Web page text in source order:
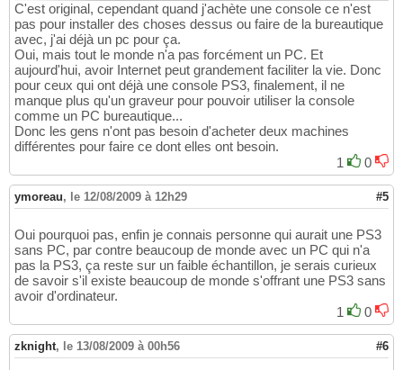
C'est original, cependant quand j'achète une console ce n'est
pas pour installer des choses dessus ou faire de la bureautique
avec, j'ai déjà un pc pour ça.
Oui, mais tout le monde n'a pas forcément un PC. Et
aujourd'hui, avoir Internet peut grandement faciliter la vie. Donc
pour ceux qui ont déjà une console PS3, finalement, il ne
manque plus qu'un graveur pour pouvoir utiliser la console
comme un PC bureautique...
Donc les gens n'ont pas besoin d'acheter deux machines
différentes pour faire ce dont elles ont besoin.
1
0
ymoreau, le 12/08/2009 à 12h29 #5
Oui pourquoi pas, enfin je connais personne qui aurait une PS3
sans PC, par contre beaucoup de monde avec un PC qui n'a
pas la PS3, ça reste sur un faible échantillon, je serais curieux
de savoir s'il existe beaucoup de monde s'offrant une PS3 sans
avoir d'ordinateur.
1
0
zknight, le 13/08/2009 à 00h56 #6